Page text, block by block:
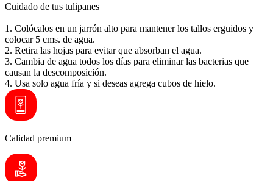
Cuidado de tus tulipanes
1. Colócalos en un jarrón alto para mantener los tallos erguidos y
colocar 5 cms. de agua.
2. Retira las hojas para evitar que absorban el agua.
3. Cambia de agua todos los días para eliminar las bacterias que
causan la descomposición.
4. Usa solo agua fría y si deseas agrega cubos de hielo.
Calidad premium